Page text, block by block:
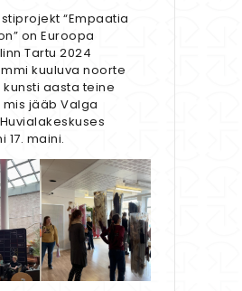
“Empaatia
on Euroopa
Tartu 2024
kuuluva noorte
aasta teine
jääb Valga
17. maini.